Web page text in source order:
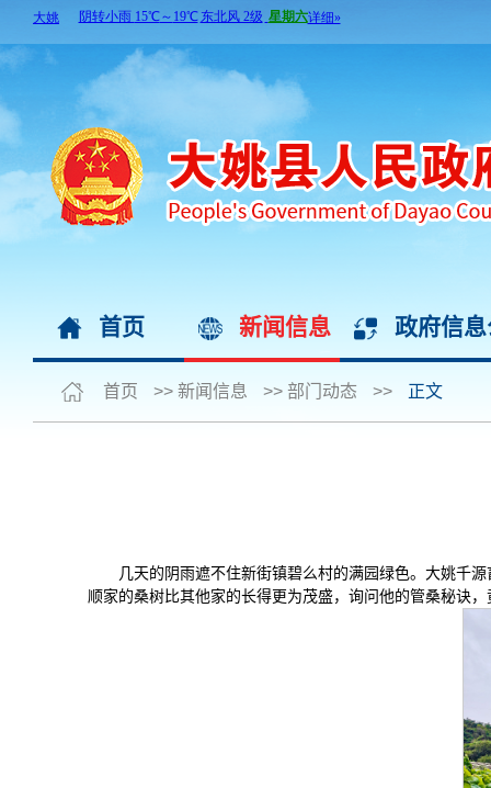
首页 新闻信息 政府信
首页 >> 新闻信息 >> 部门动态 >> 正文
几天的阴雨遮不住新街镇碧么村的满园绿色。大姚千
顺家的桑树比其他家的长得更为茂盛，询问他的管桑秘诀